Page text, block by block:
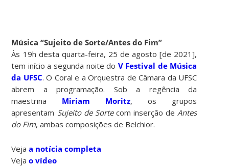
Música “Sujeito de Sorte/Antes do Fim”
Às 19h desta quarta-feira, 25 de agosto [de 2021],
tem início a segunda noite do V Festival de Música
da UFSC. O Coral e a Orquestra de Câmara da UFSC
abrem a programação. Sob a regência da
maestrina Miriam Moritz, os grupos
apresentam Sujeito de Sortecom inserção de Antes
do Fim, ambas composições de Belchior.
Vejaa notícia completa
Vejao vídeo